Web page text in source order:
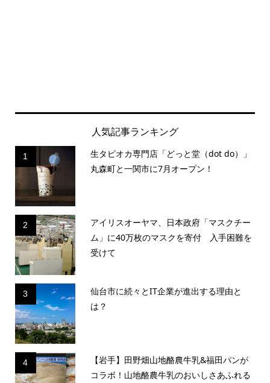
人気記事ランキング
1
生タピオカ専門店「どっと堂（dot do）」
丸森町と一関市に7月オープン！
2
アイリスオーヤマ、日本政府「マスクチー
ム」に40万枚のマスクを寄付 入手困難を
受けて
3
仙台市に続々とIT企業が進出する理由と
は？
4
【岩手】田野畑山地酪農牛乳&福田パンが
コラボ！山地酪農牛乳のおいしさあふれる